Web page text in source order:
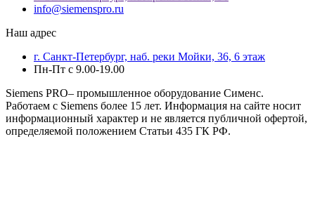
info@siemenspro.ru
Наш адрес
г. Санкт-Петербург, наб. реки Мойки, 36, 6 этаж
Пн-Пт с 9.00-19.00
Siemens PRO– промышленное оборудование Сименс.
Работаем с Siemens более 15 лет. Информация на сайте носит
информационный характер и не является публичной офертой,
определяемой положением Статьи 435 ГК РФ.